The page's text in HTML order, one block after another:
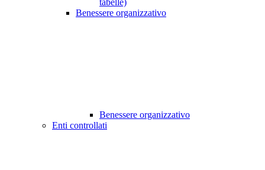
tabelle)
Benessere organizzativo
Benessere organizzativo
Enti controllati